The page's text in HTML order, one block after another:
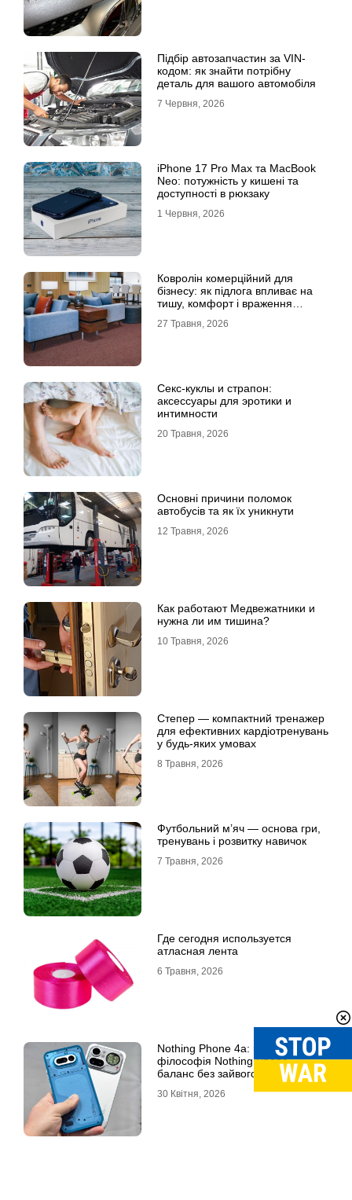
Підбір автозапчастин за VIN-
кодом: як знайти потрібну
деталь для вашого автомобіля
7 Червня, 2026
iPhone 17 Pro Max та MacBook
Neo: потужність у кишені та
доступності в рюкзаку
1 Червня, 2026
Ковролін комерційний для
бізнесу: як підлога впливає на
тишу, комфорт і враження
27 Травня, 2026
Секс-куклы и страпон:
аксессуары для эротики и
интимности
20 Травня, 2026
Основні причини поломок
автобусів та як їх уникнути
12 Травня, 2026
Как работают Медвежатники и
нужна ли им тишина?
10 Травня, 2026
Степер — компактний тренажер
для ефективних кардіотренувань
у будь-яких умовах
8 Травня, 2026
Футбольний м’яч — основа гри,
тренувань і розвитку навичок
7 Травня, 2026
Где сегодня используется
атласная лента
6 Травня, 2026
Nothing Phone 4a: нова
філософія Nothing Phone –
баланс без зайвого
30 Квітня, 2026